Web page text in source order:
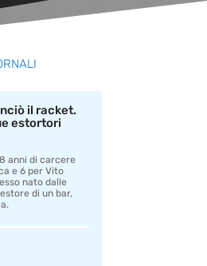
il racket.
estortori
anni di carcere
e 6 per Vito
nato dalle
di un bar,